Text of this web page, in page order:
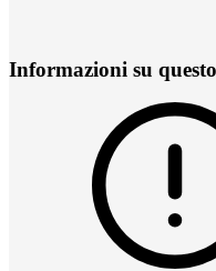
Informazioni su